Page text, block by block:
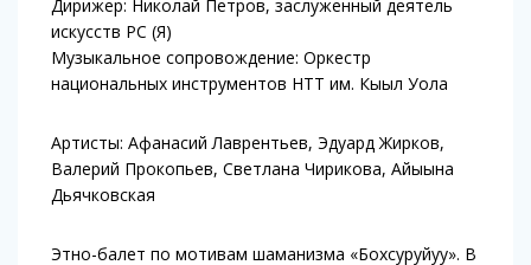
Дирижер: Николай Петров, заслуженный деятель
искусств РС (Я)
Музыкальное сопровождение: Оркестр
национальных инструментов НТТ им. Кыыл Уола
Артисты: Афанасий Лаврентьев, Эдуард Жирков,
Валерий Прокопьев, Светлана Чирикова, Айыына
Дьячковская
Этно-балет по мотивам шаманизма «Бохсуруйуу». В